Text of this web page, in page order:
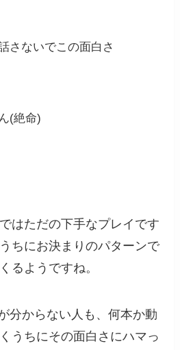
さないでこの面白さ
(絶命)
はただの下手なプレイです
ちにお決まりのパターンで
るようですね。
分からない人も、何本か動
うちにその面白さにハマっ